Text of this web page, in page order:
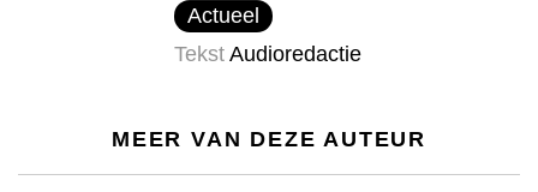
Actueel
Tekst Audioredactie
MEER VAN DEZE AUTEUR